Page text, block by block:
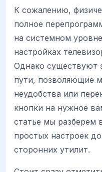
К сожалению,
полное
на системном
настройках
Однако существуют
пути, позволяющие
неудобства или
кнопки на нужное
статье мы разберем
простых настроек
сторонних утилит.